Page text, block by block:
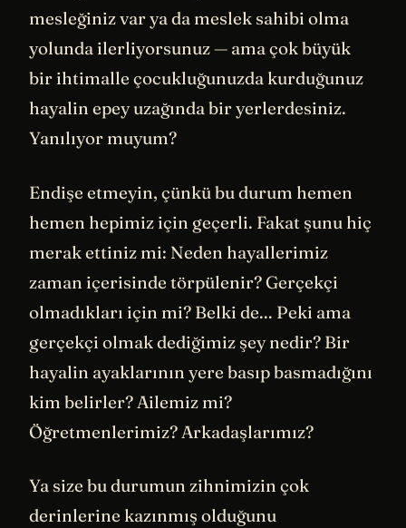
mesleğiniz var ya da meslek sahibi olma
yolunda ilerliyorsunuz — ama çok büyük
bir ihtimalle çocukluğunuzda kurduğunuz
hayalin epey uzağında bir yerlerdesiniz.
Yanılıyor muyum?
Endişe etmeyin, çünkü bu durum hemen
hemen hepimiz için geçerli. Fakat şunu hiç
merak ettiniz mi: Neden hayallerimiz
zaman içerisinde törpülenir? Gerçekçi
olmadıkları için mi? Belki de... Peki ama
gerçekçi olmak dediğimiz şey nedir? Bir
hayalin ayaklarının yere basıp basmadığını
kim belirler? Ailemiz mi?
Öğretmenlerimiz? Arkadaşlarımız?
Ya size bu durumun zihnimizin çok
derinlerine kazınmış olduğunu